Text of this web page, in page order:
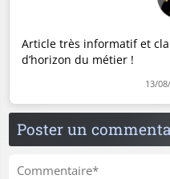
Article très informatif et
d’horizon du métier !
13/
Poster un